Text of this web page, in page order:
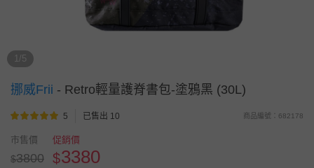
1/5
挪威Frii - Retro輕量護脊書包-塗鴉黑 (30L)
5 已售出 10 商品編號：682178
市售價
$3800
促銷價
$3380